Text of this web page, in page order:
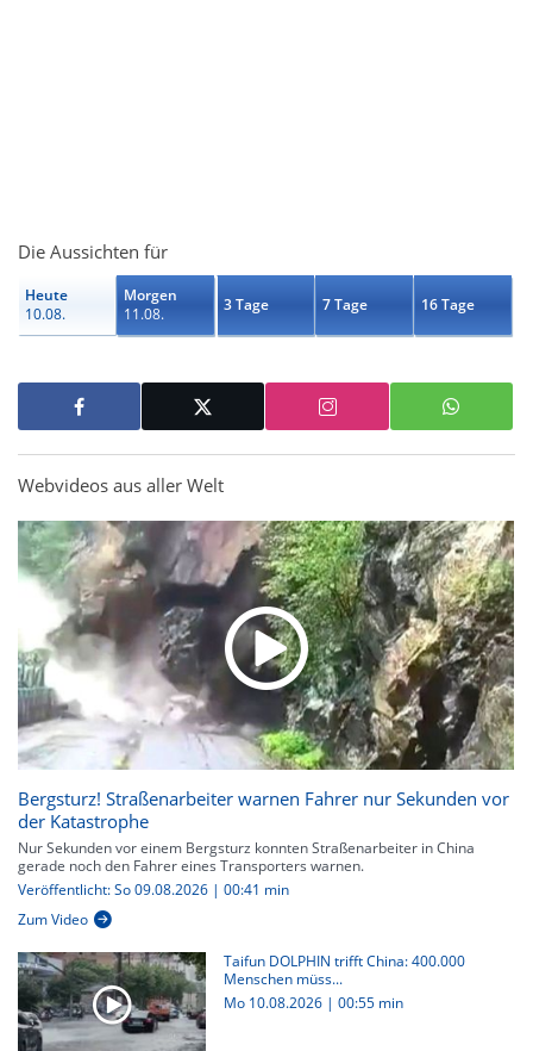
Die Aussichten für
Heute
10.08.
Morgen
11.08.
3 Tage 7 Tage 16 Tage
Webvideos aus aller Welt
Bergsturz! Straßenarbeiter warnen Fahrer nur Sekunden vor
der Katastrophe
Nur Sekunden vor einem Bergsturz konnten Straßenarbeiter in China
gerade noch den Fahrer eines Transporters warnen.
Veröffentlicht: So 09.08.2026 | 00:41 min
Zum Video
Taifun DOLPHIN trifft China: 400.000
Menschen müss...
Mo 10.08.2026 | 00:55 min